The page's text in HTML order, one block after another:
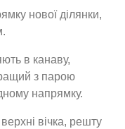
нової ділянки,
в канаву,
з парою
напрямку.
вічка, решту